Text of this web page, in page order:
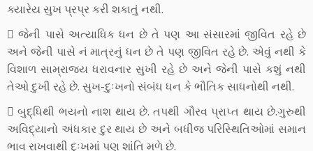
ક્યારેય સુખ પ્રપ્ર કરી શકાતું નથી.
 જેની પાસે અત્યાધિક ધન છે તે પણ આ સંસારમાં જીવિત રહે છે
અને જેની પાસે નં માત્રનું ધન છે તે પણ જીવિત રહે છે. એવું નથી કે
વિશાળ સામ્રાજ્ય ધરાવનાર સુખી રહે છે અને જેની પાસે કશું નથી
તેઓ દુખી રહે છે. સુખ-દુઃખનો સંબંધ ધન કે ભૌતિક સાધનોથી નથી.
 બુદ્ધિથી ભયનો નાશ થાય છે. તપથી ગૌરવ પ્રાપ્ત થાય છે.ગુરુથી
અવિદ્યાનો અંધકાર દુર થાય છે અને બધીજ પરિસ્થિતિઓમાં સમાન
ભાવ રાખવાથી દુઃખમાં પણ શાંતિ મળે છે.